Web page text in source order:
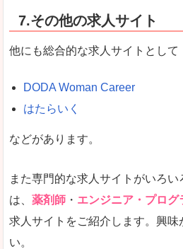
良いところ
悪いところ
未経験 未経験の求人もあ
営業職を探している
7.その他の求人サイト
他にも総合的な求人サイトとして
DODA Woman Career
はたらいく
などがあります。
また専門的な求人サイトがいろ
は、 薬剤師 ・ エンジニア・プログ
求人サイトをご紹介します。興味
い。